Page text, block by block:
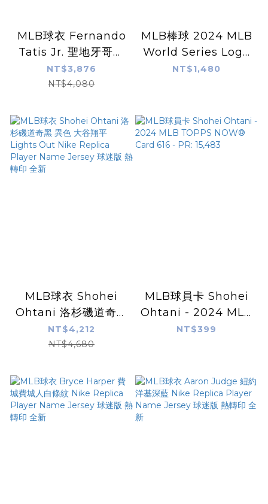
MLB球衣 Fernando
Tatis Jr. 聖地牙哥教
士白條紋 Nike
Replica Player
版 熱轉印 全新
NT$3,876
NT$4,080
MLB棒球 2024 MLB
World Series Logo
Rawlings Baseball
NT$1,480
MLB球衣 Shohei
Ohtani 洛杉磯道奇黑
異色 大谷翔平 Lights
Out Nike Replica
Jersey 球迷版 熱轉印
全新
NT$4,212
NT$4,680
MLB球員卡 Shohei
Ohtani - 2024 MLB
TOPPS NOW®
NT$399